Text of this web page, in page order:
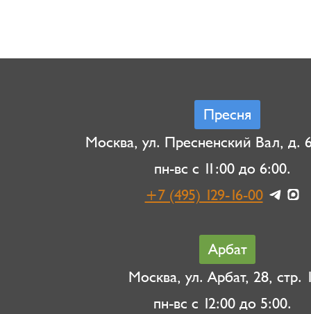
Пресня
Москва, ул. Пресненский Вал, д.
пн-вс с 11:00 до 6:00.
+7 (495) 129-16-00
Арбат
Москва, ул. Арбат, 28, стр.
пн-вс с 12:00 до 5:00.